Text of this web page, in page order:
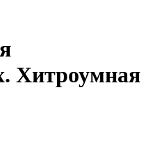
Хитроумная